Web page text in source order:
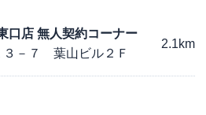
口店 無人契約コーナー
３－７ 葉山ビル２Ｆ
2.1km